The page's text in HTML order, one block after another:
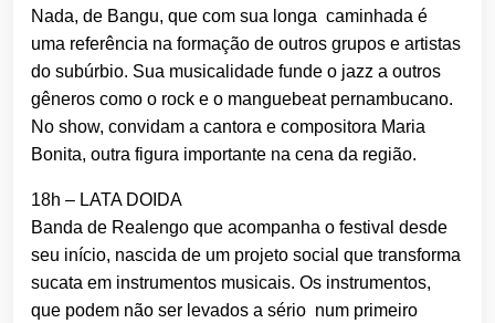
Nada, de Bangu, que com sua longa caminhada é
uma referência na formação de outros grupos e artistas
do subúrbio. Sua musicalidade funde o jazz a outros
gêneros como o rock e o manguebeat pernambucano.
No show, convidam a cantora e compositora Maria
Bonita, outra figura importante na cena da região.
18h – LATA DOIDA
Banda de Realengo que acompanha o festival desde
seu início, nascida de um projeto social que transforma
sucata em instrumentos musicais. Os instrumentos,
que podem não ser levados a sério num primeiro